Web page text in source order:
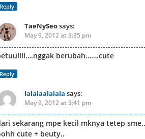
Reply
TaeNySeosays:
May 9, 2012 at 3:35 pm
berubah…….cute
Reply
lalalaalalala says:
May 9, 2012 at 3:41 pm
sekarang mpe kecil mknya tetep sme..
cute + beuty..